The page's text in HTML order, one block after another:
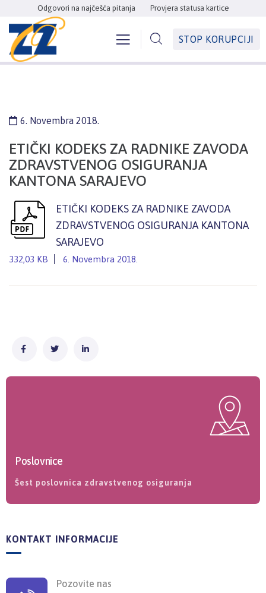
Odgovori na najčešća pitanja Provjera statusa kartice
STOP KORUPCIJI
6. Novembra 2018.
ETIČKI KODEKS ZA RADNIKE ZAVODA
ZDRAVSTVENOG OSIGURANJA
KANTONA SARAJEVO
ETIČKI KODEKS ZA RADNIKE ZAVODA
ZDRAVSTVENOG OSIGURANJA KANTONA
SARAJEVO
332,03 KB 6. Novembra 2018.
Poslovnice
Šest poslovnica zdravstvenog osiguranja
KONTAKT INFORMACIJE
Pozovite nas